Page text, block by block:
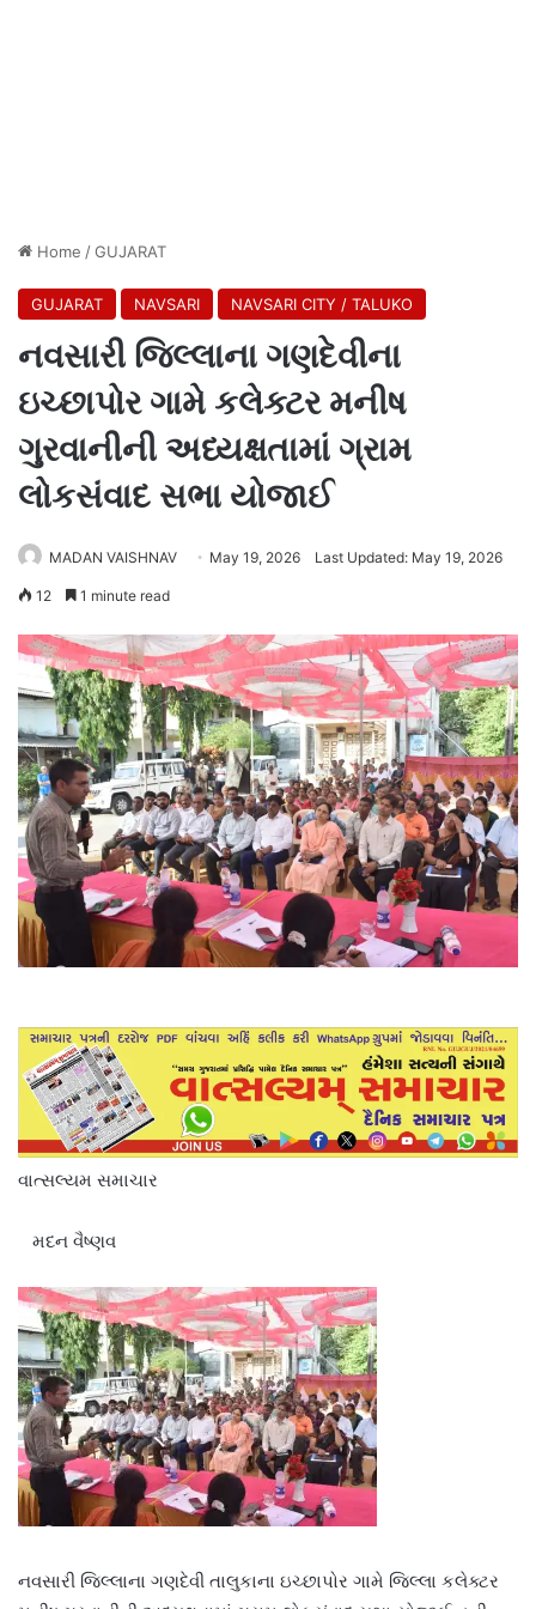
Home /GUJARAT
GUJARAT NAVSARI NAVSARI CITY / TALUKO
નવસારી જિલ્લાના ગણદેવીના
ઇચ્છાપોર ગામે કલેક્ટર મનીષ
ગુરવાનીની અધ્યક્ષતામાં ગ્રામ
લોકસંવાદ સભા યોજાઈ
MADAN VAISHNAV May 19, 2026 Last Updated: May 19, 2026
12 1 minute read
વાત્સલ્યમ સમાચાર
મદન વૈષ્ણવ
નવસારી જિલ્લાના ગણદેવી તાલુકાના ઇચ્છાપોર ગામે જિલ્લા કલેક્ટર